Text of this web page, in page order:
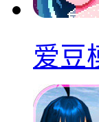
爱豆